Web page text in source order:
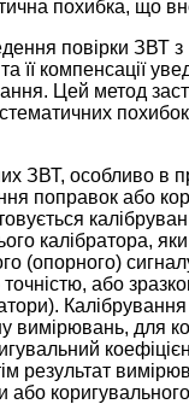
похибка, що
повірки ЗВТ
її компенсації
Цей метод
ЗВТ, особливо в
поправок або
калібратора,
(опорного)
або
Калібрування
вимірювань, для
результат
або